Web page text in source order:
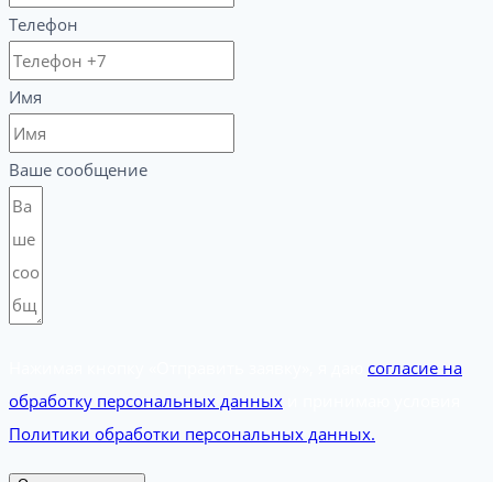
Телефон
Имя
Ваше сообщение
согласие на
обработку персональных данных
Политики обработки персональных данных.